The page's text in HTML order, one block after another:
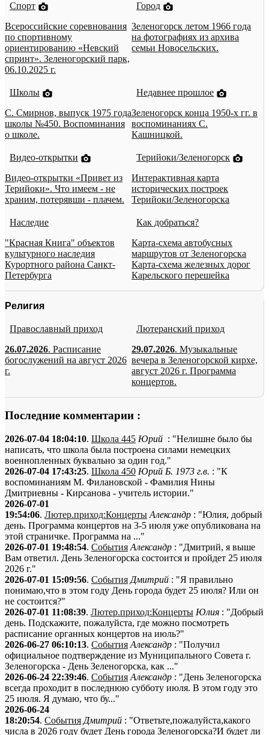
Спорт
Всероссийские соревнования
по спортивному
ориентированию «Невский
спринт». Зеленогорский парк,
06.10.2025 г.
Город
Зеленогорск летом 1966 года
на фотографиях из архива
семьи Новосельских.
Школы
С. Смирнов, выпуск 1975 года
школы №450. Воспоминания
о школе.
Недавнее прошлое
Зеленогорск конца 1950-х гг. в
воспоминаниях С.
Кашницкой.
Видео-открытки
Видео-открытки «Привет из
Терийоки». Что имеем - не
храним, потерявши - плачем.
Терийоки/Зеленогорск
Интерактивная карта
исторических построек
Терийоки/Зеленогорска
Наследие
"Красная Книга" объектов
культурного наследия
Курортного района Санкт-
Петербурга
Как добраться?
Карта-схема автобусных
маршрутов от Зеленогорска
Карта-схема железных дорог
Карельского перешейка
Религия
Православный приход
26.07.2026. Расписание
богослужений на август 2026
г.
Лютеранский приход
29.07.2026. Музыкальные
вечера в Зеленогорской кирхе,
август 2026 г. Программа
концертов.
Последние комментарии :
2026-07-04 18:04:10. Школа 445 Юрий : "Нелишне было бы
написать, что школа была построена силами немецких
военнопленных буквально за один год."
2026-07-04 17:43:25. Школа 450 Юрий Б. 1973 г.в. : "К
воспоминаниям М. Филановской - Фамилия Нины
Дмитриевны - Кирсанова - учитель истории."
2026-07-01
19:54:06. Лютер.приход:Концерты Александр : "Юлия, добрый
день. Программа концертов на 3-5 июля уже опубликована на
этой страничке. Программа на ..."
2026-07-01 19:48:54. События Александр : "Дмитрий, я выше
Вам ответил. День Зеленогорска состоится и пройдет 25 июля
2026 г."
2026-07-01 15:09:56. События Дмитрий : "Я правильно
понимаю,что в этом году День города будет 25 июля? Или он
не состоится?"
2026-07-01 11:08:39. Лютер.приход:Концерты Юлия : "Добрый
день. Подскажите, пожалуйста, где можно посмотреть
расписание органных концертов на июль?"
2026-06-27 06:10:13. События Александр : "Получил
официальное подтверждение из Муниципального Совета г.
Зеленогорска - День Зеленогорска, как ..."
2026-06-24 22:39:46. События Александр : "День Зеленогорска
всегда проходит в последнюю субботу июля. В этом году это
25 июля. Я думаю, что бу..."
2026-06-24
18:20:54. События Дмитрий : "Ответьте,пожалуйста,какого
числа в 2026 году будет День города Зеленогорска?И будет ли